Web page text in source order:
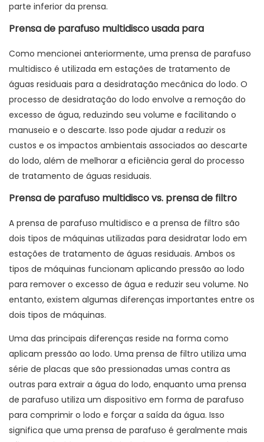
parte inferior da prensa.
Prensa de parafuso multidisco usada para
Como mencionei anteriormente, uma prensa de parafuso
multidisco é utilizada em estações de tratamento de
águas residuais para a desidratação mecânica do lodo. O
processo de desidratação do lodo envolve a remoção do
excesso de água, reduzindo seu volume e facilitando o
manuseio e o descarte. Isso pode ajudar a reduzir os
custos e os impactos ambientais associados ao descarte
do lodo, além de melhorar a eficiência geral do processo
de tratamento de águas residuais.
Prensa de parafuso multidisco vs. prensa de filtro
A prensa de parafuso multidisco e a prensa de filtro são
dois tipos de máquinas utilizadas para desidratar lodo em
estações de tratamento de águas residuais. Ambos os
tipos de máquinas funcionam aplicando pressão ao lodo
para remover o excesso de água e reduzir seu volume. No
entanto, existem algumas diferenças importantes entre os
dois tipos de máquinas.
Uma das principais diferenças reside na forma como
aplicam pressão ao lodo. Uma prensa de filtro utiliza uma
série de placas que são pressionadas umas contra as
outras para extrair a água do lodo, enquanto uma prensa
de parafuso utiliza um dispositivo em forma de parafuso
para comprimir o lodo e forçar a saída da água. Isso
significa que uma prensa de parafuso é geralmente mais